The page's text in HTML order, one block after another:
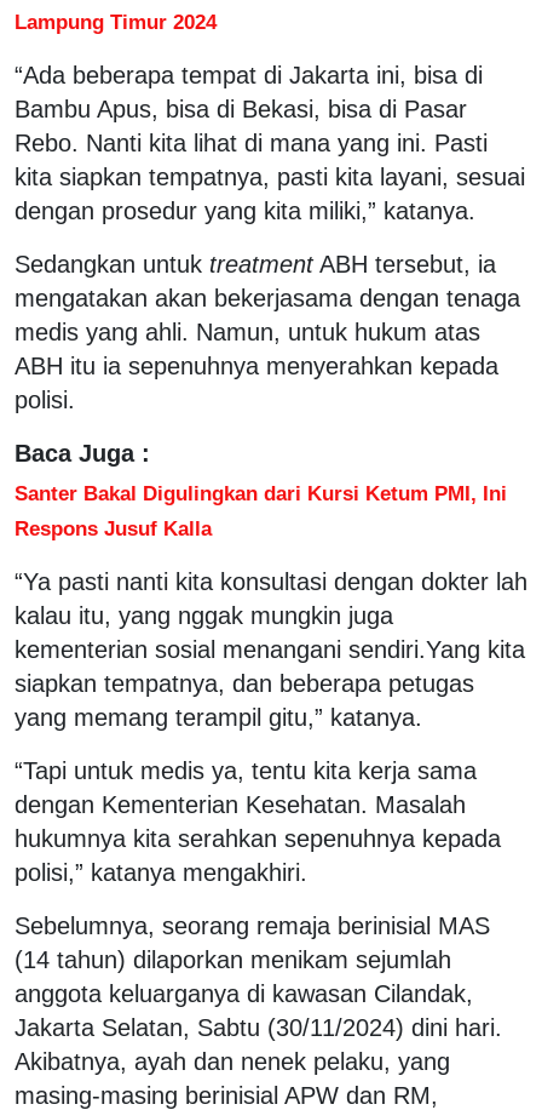
Lampung Timur 2024
“Ada beberapa tempat di Jakarta ini, bisa di
Bambu Apus, bisa di Bekasi, bisa di Pasar
Rebo. Nanti kita lihat di mana yang ini. Pasti
kita siapkan tempatnya, pasti kita layani, sesuai
dengan prosedur yang kita miliki,” katanya.
Sedangkan untuk treatmentABH tersebut, ia
mengatakan akan bekerjasama dengan tenaga
medis yang ahli. Namun, untuk hukum atas
ABH itu ia sepenuhnya menyerahkan kepada
polisi.
Baca Juga :
Santer Bakal Digulingkan dari Kursi Ketum PMI, Ini
Respons Jusuf Kalla
“Ya pasti nanti kita konsultasi dengan dokter lah
kalau itu, yang nggak mungkin juga
kementerian sosial menangani sendiri.Yang kita
siapkan tempatnya, dan beberapa petugas
yang memang terampil gitu,” katanya.
“Tapi untuk medis ya, tentu kita kerja sama
dengan Kementerian Kesehatan. Masalah
hukumnya kita serahkan sepenuhnya kepada
polisi,” katanya mengakhiri.
Sebelumnya, seorang remaja berinisial MAS
(14 tahun) dilaporkan menikam sejumlah
anggota keluarganya di kawasan Cilandak,
Jakarta Selatan, Sabtu (30/11/2024) dini hari.
Akibatnya, ayah dan nenek pelaku, yang
masing-masing berinisial APW dan RM,